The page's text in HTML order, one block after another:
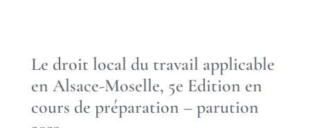
Le droit local du travail applicable
en Alsace-Moselle, 5e Edition en
cours de préparation – parution